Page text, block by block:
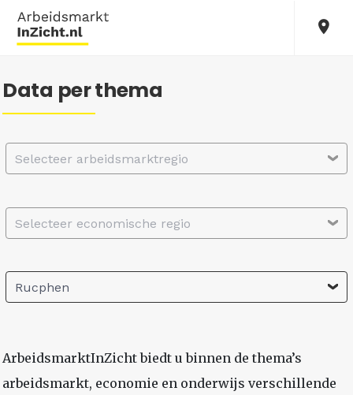
Data per thema
Selecteer arbeidsmarktregio
Selecteer economische regio
Rucphen
ArbeidsmarktInZicht biedt u binnen de thema’s
arbeidsmarkt, economie en onderwijs verschillende